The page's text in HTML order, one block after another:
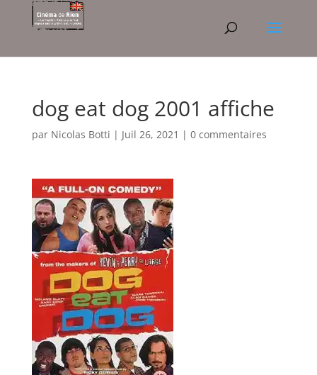
dog eat dog 2001 affiche
par Nicolas Botti | Juil 26, 2021 | 0 commentaires